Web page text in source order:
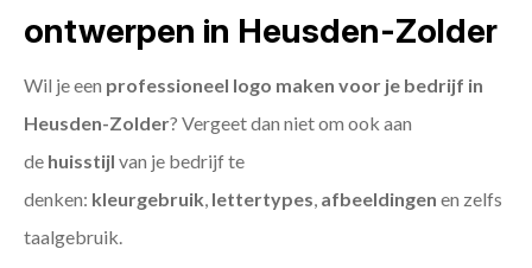
ontwerpen in Heusden-Zolder
Wil je een professioneel logo maken voor je bedrijf in
Heusden-Zolder? Vergeet dan niet om ook aan
de huisstijl van je bedrijf te
denken: kleurgebruik, lettertypes, afbeeldingen en zelfs
taalgebruik.